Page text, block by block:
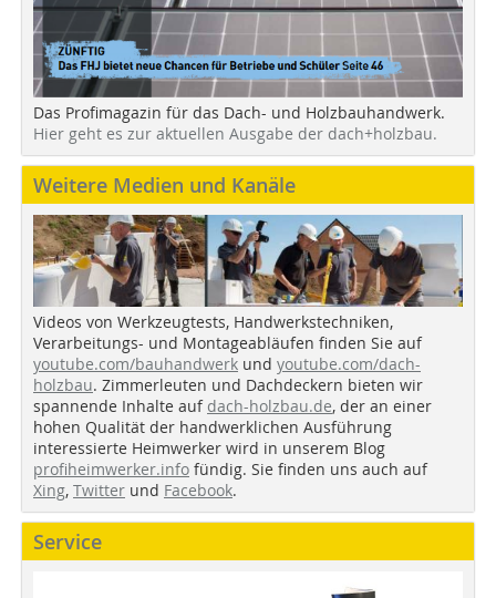
Das Profimagazin für das Dach- und Holzbauhandwerk.
Hier geht es zur aktuellen Ausgabe der dach+holzbau.
Weitere Medien und Kanäle
Videos von Werkzeugtests, Handwerkstechniken,
Verarbeitungs- und Montageabläufen finden Sie auf
youtube.com/bauhandwerk und youtube.com/dach-
holzbau. Zimmerleuten und Dachdeckern bieten wir
spannende Inhalte auf dach-holzbau.de, der an einer
hohen Qualität der handwerklichen Ausführung
interessierte Heimwerker wird in unserem Blog
profiheimwerker.info fündig. Sie finden uns auch auf
Xing, Twitter und Facebook.
Service